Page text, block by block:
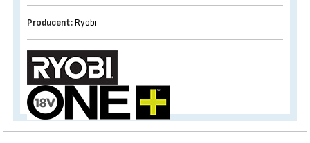
Producent:Ryobi